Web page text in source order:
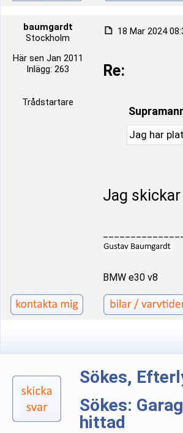
baumgardt
Stockholm
Här sen Jan 2011
Inlägg: 263
Trådstartare
18 Mar 2024
Re:
Jag har
Jag
BMW e30 v8
Sökes,
Sökes:
hittad